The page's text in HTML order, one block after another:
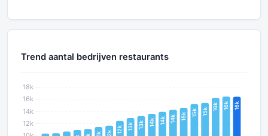
Trend aantal bedrijven restaurants